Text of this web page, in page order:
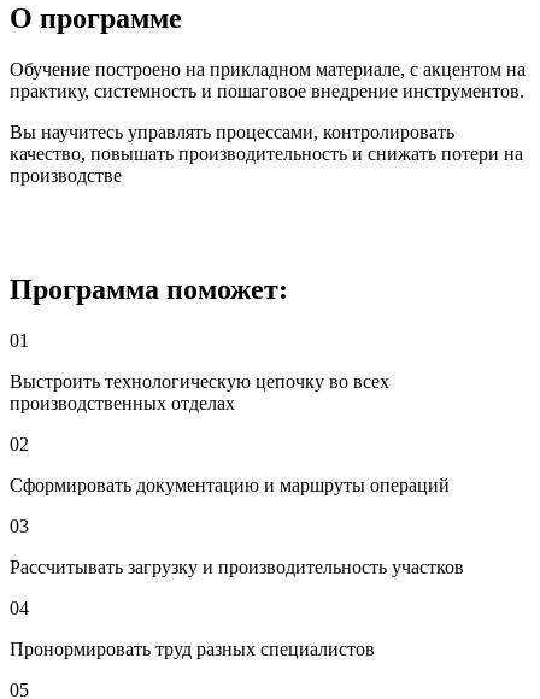
О программе
Обучение построено на прикладном материале, с акцентом на
практику, системность и пошаговое внедрение инструментов.
Вы научитесь управлять процессами, контролировать
качество, повышать производительность и снижать потери на
производстве
Программа поможет:
01
Выстроить технологическую цепочку во всех
производственных отделах
02
Сформировать документацию и маршруты операций
03
Рассчитывать загрузку и производительность участков
04
Пронормировать труд разных специалистов
05